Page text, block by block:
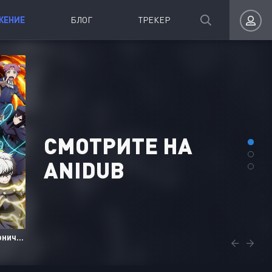
БЛОГ ТРЕКЕР
Авторизация
Запомнить
Восстановить пароль
Забывчивая святая дева неосознанно изливает свою силу
Аниме Ongoing
CМОТРИТЕ НА
ANIDUB